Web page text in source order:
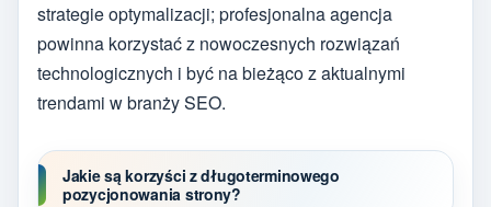
strategie optymalizacji; profesjonalna agencja
powinna korzystać z nowoczesnych rozwiązań
technologicznych i być na bieżąco z aktualnymi
trendami w branży SEO.
Jakie są korzyści z długoterminowego
pozycjonowania strony?